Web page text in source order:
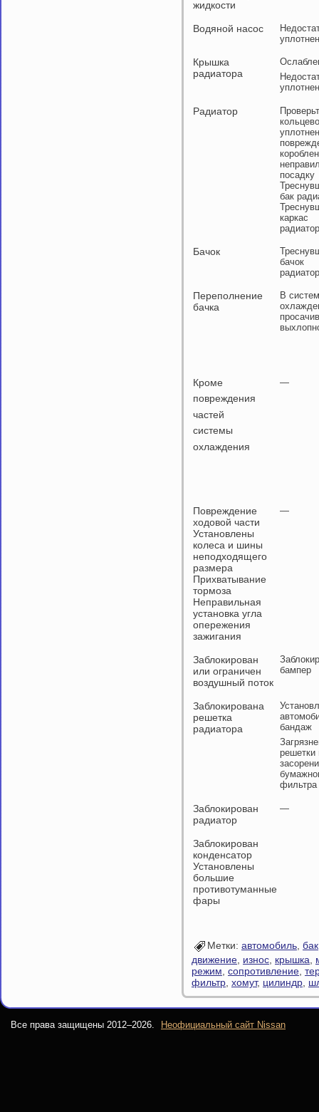
жидкости
Водяной насос
Крышка
радиатора
Радиатор
посадку
бак
каркас
Бачок
бачок
Переполнение
бачка
В
Кроме
повреждения
частей
системы
охлаждения
—
Повреждение
ходовой части
Установлены
колеса и шины
неподходящего
размера
Прихватывание
тормоза
Неправильная
установка угла
опережения
зажигания
—
Заблокирован
или ограничен
воздушный поток
бампер
Заблокирована
решетка
радиатора
бандаж
решетки
фильтра
Заблокирован
радиатор
—
Заблокирован
конденсатор
Установлены
большие
противотуманные
фары
Метки: автомобиль бак
движение износ крышка
режим сопротивление
фильтр хомут, цилиндр
Все права защищены 2012–2026. Неофициальный сайт Nissan